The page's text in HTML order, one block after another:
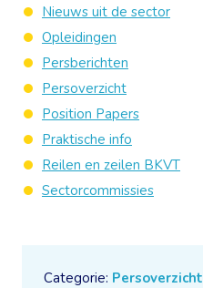
Categorie: Persoverzicht
Nieuws uit de sector
Opleidingen
Persberichten
Persoverzicht
Position Papers
Praktische info
Reilen en zeilen BKVT
Sectorcommissies